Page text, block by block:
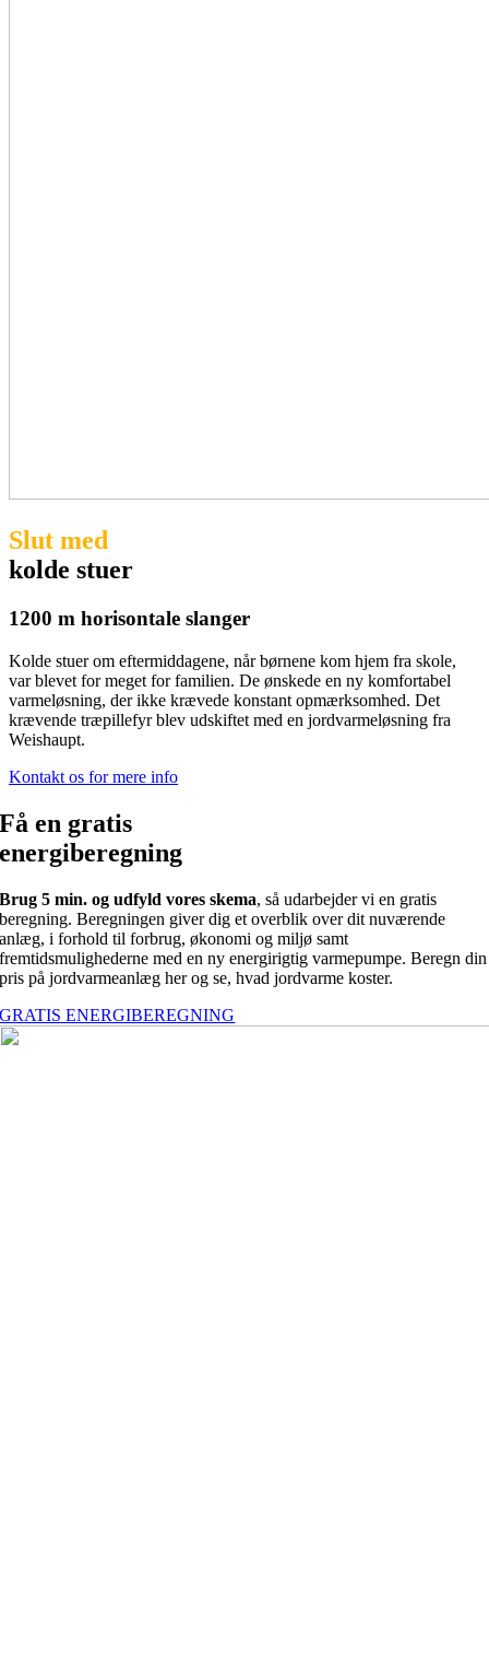
Slut med
kolde stuer
1200 m horisontale slanger
Kolde stuer om eftermiddagene, når børnene kom hjem fra skole,
var blevet for meget for familien. De ønskede en ny komfortabel
varmeløsning, der ikke krævede konstant opmærksomhed. Det
krævende træpillefyr blev udskiftet med en jordvarmeløsning fra
Weishaupt.
Kontakt os for mere info
Få en gratis
energiberegning
Brug 5 min. og udfyld vores skema, så udarbejder vi en gratis
beregning. Beregningen giver dig et overblik over dit nuværende
anlæg, i forhold til forbrug, økonomi og miljø samt
fremtidsmulighederne med en ny energirigtig varmepumpe. Beregn din
pris på jordvarmeanlæg her og se, hvad jordvarme koster.
GRATIS ENERGIBEREGNING